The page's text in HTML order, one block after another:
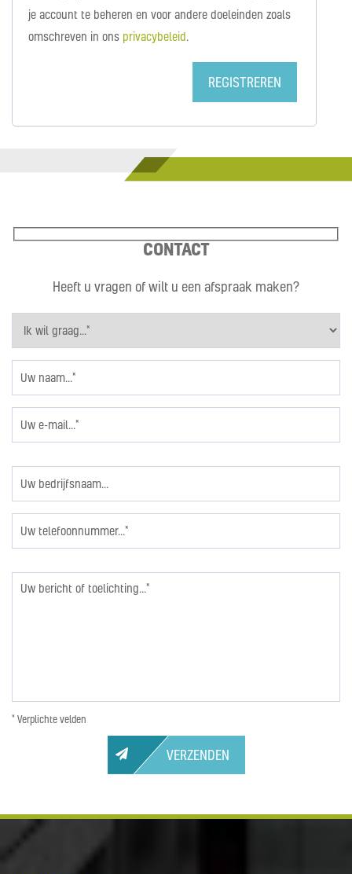
je account te beheren en voor andere doeleinden zoals
omschreven in ons privacybeleid.
REGISTREREN
CONTACT
Heeft u vragen of wilt u een afspraak maken?
* Verplichte velden
VERZENDEN